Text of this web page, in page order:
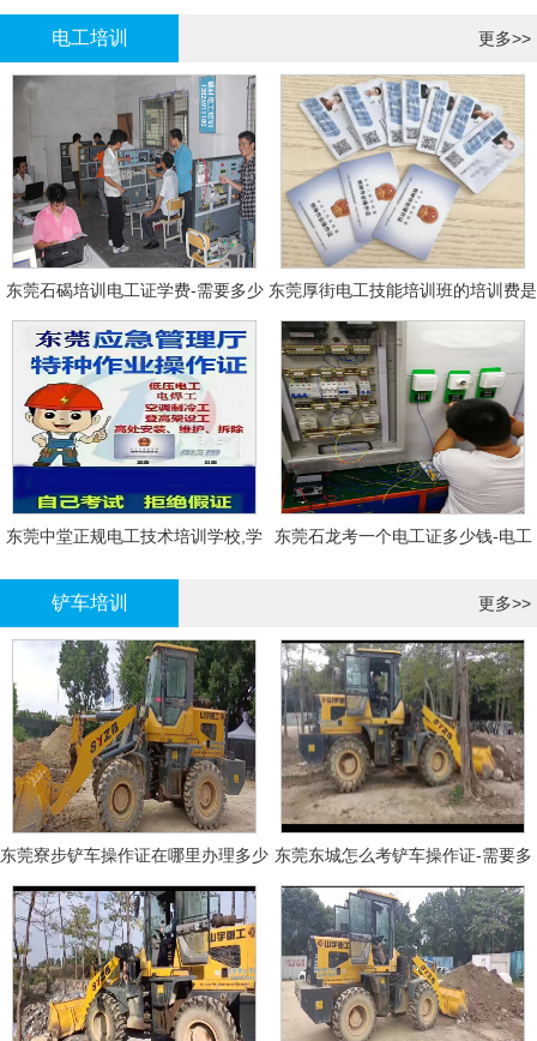
理证考证
电工培训 更多>>
东莞石碣培训电工证学费-需要多少
钱?需要什么条件?
东莞厚街电工技能培训班的培训费是
多少?
东莞中堂正规电工技术培训学校,学
东莞石龙考一个电工证多少钱-电工
铲车培训 更多>>
东莞寮步铲车操作证在哪里办理多少
钱
东莞东城怎么考铲车操作证-需要多
少钱?